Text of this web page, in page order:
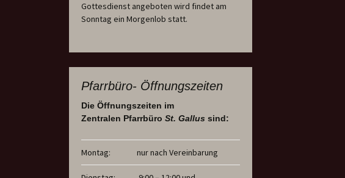
Gottesdienst angeboten wird findet am
Sonntag ein Morgenlob statt.
Pfarrbüro- Öffnungszeiten
Die Öffnungszeiten im
Zentralen Pfarrbüro St. Gallus sind:
Montag: nur nach Vereinbarung